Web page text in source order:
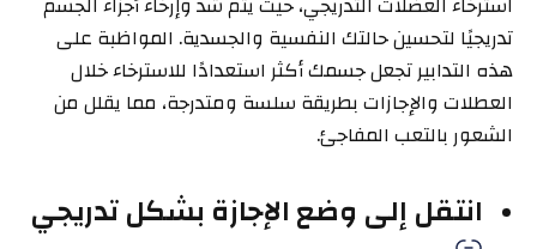
تدريجيًا لتحسين حالتك النفسية والجسدية. المواظبة على
هذه التدابير تجعل جسمك أكثر استعدادًا للاسترخاء خلال
العطلات والإجازات بطريقة سلسة ومتدرجة، مما يقلل من
الشعور بالتعب المفاجئ.
انتقل إلى وضع الإجازة بشكل تدريجي